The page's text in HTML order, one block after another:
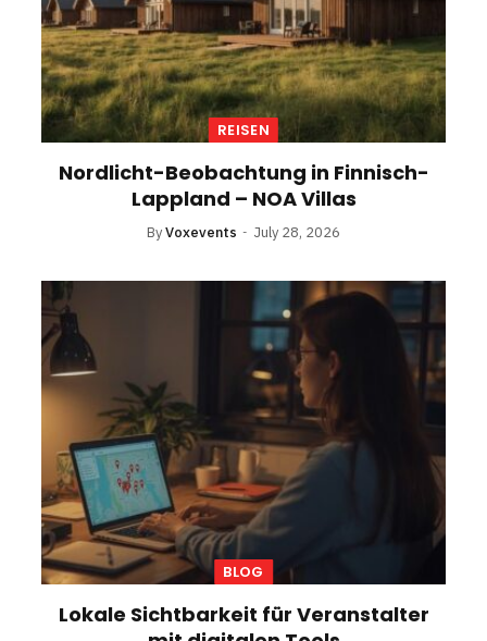
REISEN
Nordlicht-Beobachtung in Finnisch-
Lappland – NOA Villas
ByVoxevents July 28, 2026
BLOG
Lokale Sichtbarkeit für Veranstalter